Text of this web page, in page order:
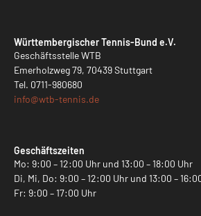
Württembergischer Tennis-Bund e.V.
Geschäftsstelle WTB
Emerholzweg 79, 70439 Stuttgart
Tel. 0711-980680
info@wtb-tennis.de
Geschäftszeiten
Mo: 9:00 – 12:00 Uhr und 13:00 – 18:00 Uhr
Di, Mi, Do: 9:00 – 12:00 Uhr und 13:00 –
Fr: 9:00 – 17:00 Uhr